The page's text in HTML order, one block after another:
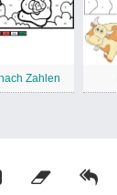
Zahlen